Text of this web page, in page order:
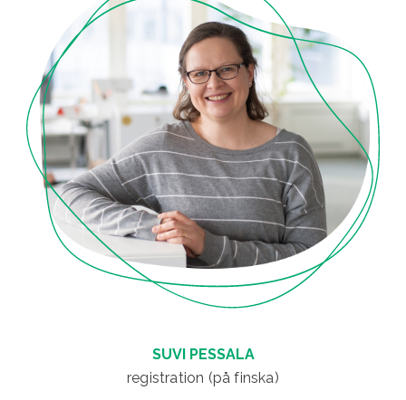
SUVI PESSALA
registration (på finska)